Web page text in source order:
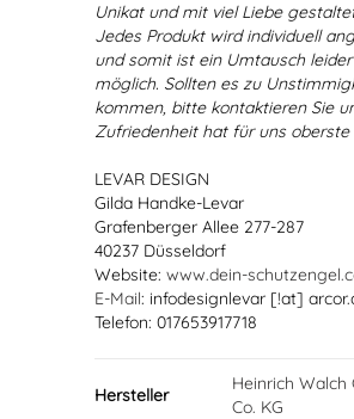
Unikat und mit viel Liebe
Jedes Produkt wird individuell
und somit ist ein Umtausch
möglich. Sollten es zu
kommen, bitte kontaktieren Sie
Zufriedenheit hat für uns oberste
LEVAR DESIGN
Gilda Handke-Levar
Grafenberger Allee 277-287
40237 Düsseldorf
Website: www.dein-
E-Mail: infodesignlevar [!at]
Telefon: 017653917718
Hersteller
Heinrich Walch
Co. KG